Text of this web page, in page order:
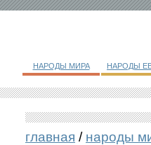
НАРОДЫ МИРА НАРОДЫ
главная / народы